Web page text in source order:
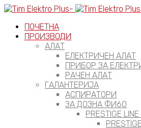
ПОЧЕТНА
ПРОИЗВОДИ
АЛАТ
ЕЛЕКТРИЧЕН АЛАТ
ПРИБОР ЗА
РАЧЕН АЛАТ
ГАЛАНТЕРИЈА
АСПИРАТОРИ
ЗА ДОЗНА ФИ60
PRESTIGE